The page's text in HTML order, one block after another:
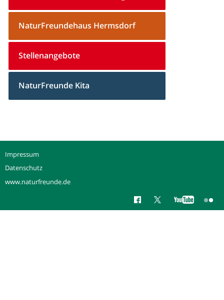
NaturFreundehaus Hermsdorf
Stellenangebote
NaturFreunde Kita
Impressum
Datenschutz
www.naturfreunde.de